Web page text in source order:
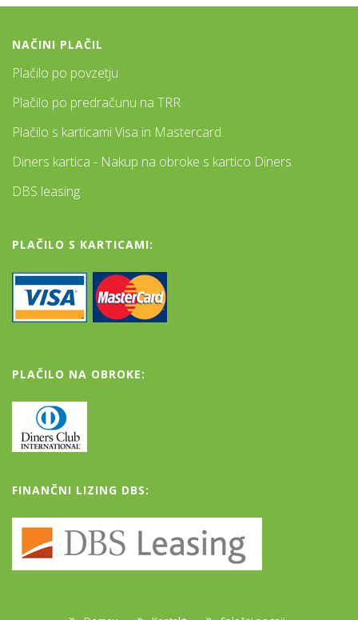
NAČINI PLAČIL
Plačilo po povzetju
Plačilo po predračunu na TRR
Plačilo s karticami Visa in Mastercard.
Diners kartica - Nakup na obroke s kartico Diners
DBS leasing
PLAČILO S KARTICAMI:
PLAČILO NA OBROKE:
FINANČNI LIZING DBS: